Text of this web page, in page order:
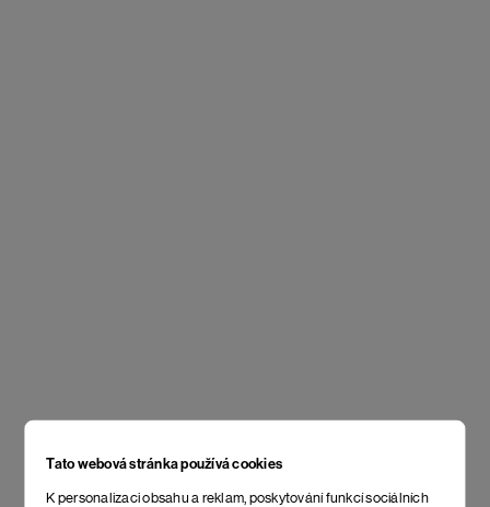
Tato webová stránka používá cookies
K personalizaci obsahu a reklam, poskytování funkcí sociálních